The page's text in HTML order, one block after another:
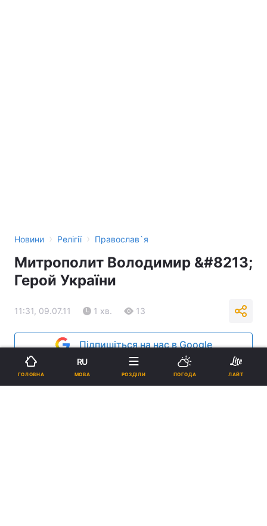
Новини › Релігії › Православ`я
Митрополит Володимир &#8213;
Герой України
11:31, 09.07.11 1 хв. 13
Підпишіться на нас в Google
Реклама
ГОЛОВНА
RU
МОВА РОЗДІЛИ ПОГОДА ЛАЙТ